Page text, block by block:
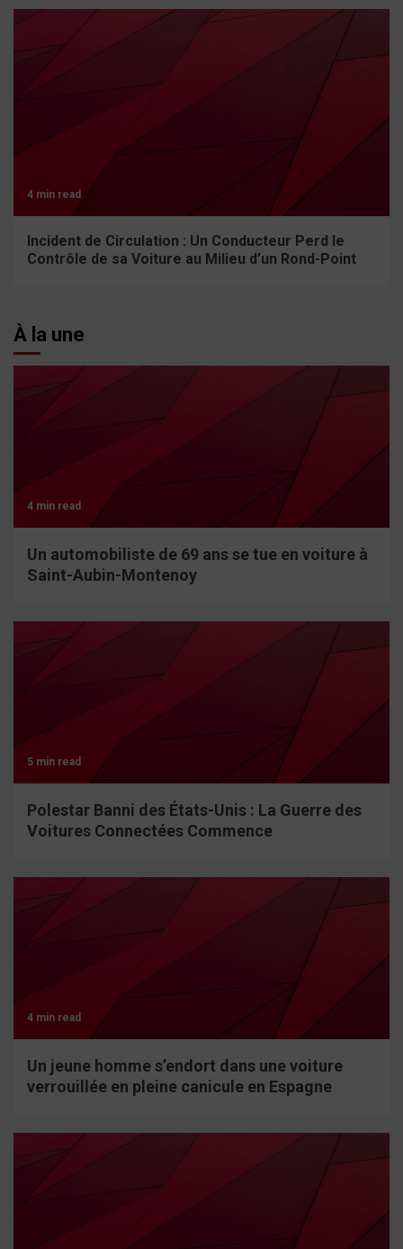
4 min read
Incident de Circulation : Un Conducteur Perd le
Contrôle de sa Voiture au Milieu d’un Rond-Point
À la une
4 min read
Un automobiliste de 69 ans se tue en voiture à
Saint-Aubin-Montenoy
5 min read
Polestar Banni des États-Unis : La Guerre des
Voitures Connectées Commence
4 min read
Un jeune homme s’endort dans une voiture
verrouillée en pleine canicule en Espagne